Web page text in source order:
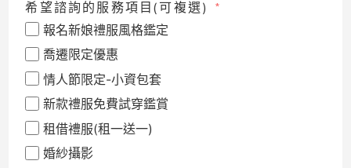
希望諮詢的服務項目(可複選)
報名新娘禮服風格鑑定
喬遷限定優惠
情人節限定-小資包套
新款禮服免費試穿鑑賞
租借禮服(租一送一)
婚紗攝影